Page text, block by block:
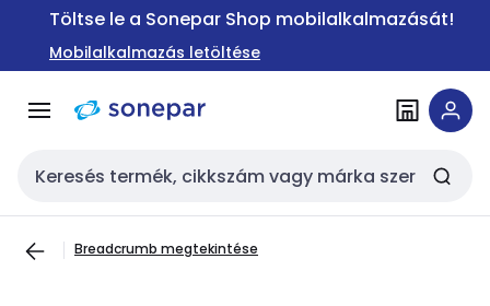
Ugrás a
Ugrás a
tartalomra
Töltse le a Sonepar Shop mobilalkalmazását!
Mobilalkalmazás letöltése
Keresési bemenet
Breadcrumb megtekintése